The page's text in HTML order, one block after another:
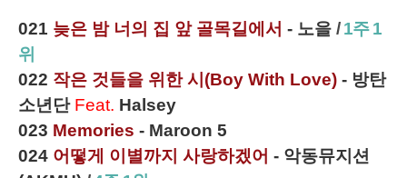
021 늦은 밤 너의 집 앞 골목길에서 - 노을 / 1주 1
위
022 작은 것들을 위한 시(Boy With Love) - 방탄
소년단Feat. Halsey
023 Memories - Maroon 5
024 어떻게 이별까지 사랑하겠어 - 악동뮤지션